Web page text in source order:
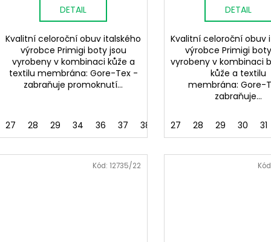
DETAIL
Kvalitní celoroční obuv italského
výrobce Primigi boty jsou
vyrobeny v kombinaci kůže a
textilu membrána: Gore-Tex -
zabraňuje promoknutí...
27 28 29 34 36 37 38
DETAIL
Kvalitní celoroční obuv
výrobce Primigi
vyrobeny v kombinaci
kůže a textilu
membrána: Gore-
zabraňuje...
27 28 29 30 31
Kód:12735/22